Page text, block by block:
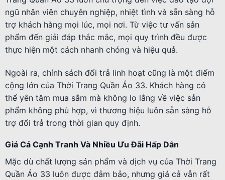
ngũ nhân viên chuyên nghiệp, nhiệt tình và sẵn sàng hỗ
trợ khách hàng mọi lúc, mọi nơi. Từ việc tư vấn sản
phẩm đến giải đáp thắc mắc, mọi quy trình đều được
thực hiện một cách nhanh chóng và hiệu quả.
Ngoài ra, chính sách đổi trả linh hoạt cũng là một điểm
cộng lớn của Thời Trang Quần Áo 33. Khách hàng có
thể yên tâm mua sắm mà không lo lắng về việc sản
phẩm không phù hợp, vì thương hiệu luôn sẵn sàng hỗ
trợ đổi trả trong thời gian quy định.
Giá Cả Cạnh Tranh Và Nhiều Ưu Đãi Hấp Dẫn
Mặc dù chất lượng sản phẩm và dịch vụ của Thời Trang
Quần Áo 33 luôn được đảm bảo, nhưng giá cả vẫn rất